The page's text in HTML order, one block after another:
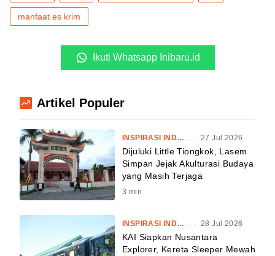
manfaat es krim
Ikuti Whatsapp Inibaru.id
Artikel Populer
INSPIRASI INDONESIA . 27 Jul 2026
Dijuluki Little Tiongkok, Lasem
Simpan Jejak Akulturasi Budaya
yang Masih Terjaga
3 min
INSPIRASI INDONESIA . 28 Jul 2026
KAI Siapkan Nusantara
Explorer, Kereta Sleeper Mewah